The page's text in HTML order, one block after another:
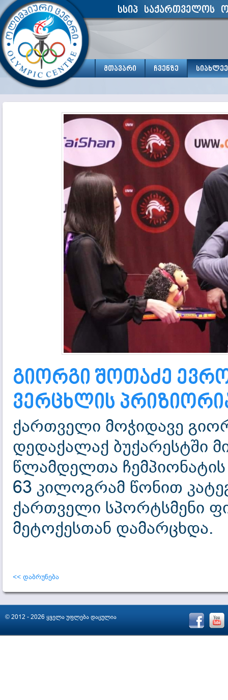
სსიპ საქართველოს
მთავარი ჩვენზე
გიორგი შოთაძე
ვერცხლის
ქართველი მოჭიდავე
დედაქალაქ ბუქარესტში
წლამდელთა
63 კილოგრამ წონით
ქართველი სპორტსმენი
მეტოქესთან დამარცხდა.
<< დაბრუნება
© 2012 - 2026 ყველა უფლება დაცულია